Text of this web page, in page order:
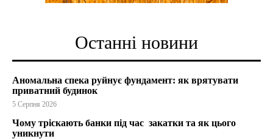
Останні новини
Аномальна спека руйнує фундамент: як врятувати
приватний будинок
5 Серпня 2026
Чому тріскають банки під час закатки та як цього
уникнути